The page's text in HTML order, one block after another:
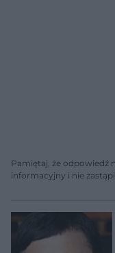
Pamiętaj, że odpowiedź
informacyjny i nie